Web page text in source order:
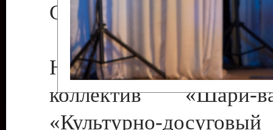
Светлана Георгиевна
Народный цирковой
коллектив
«Культурно-